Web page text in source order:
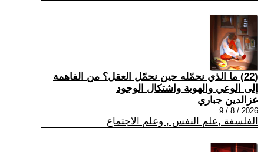
(22) ما الذي نحمّله حين نحمّل العقل؟ من الفاهمة
إلى الوعي والهوية واشتكال الوجود
عزالدين جباري
2026 / 8 / 9
الفلسفة ,علم النفس , وعلم الاجتماع